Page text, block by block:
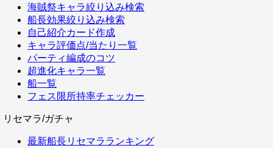
海賊祭キャラ絞り込み検索
船長効果絞り込み検索
自己紹介カード作成
キャラ評価点/当たり一覧
パーティ編成のコツ
超進化キャラ一覧
船一覧
フェス限所持率チェッカー
リセマラ/ガチャ
最新船長リセマラランキング